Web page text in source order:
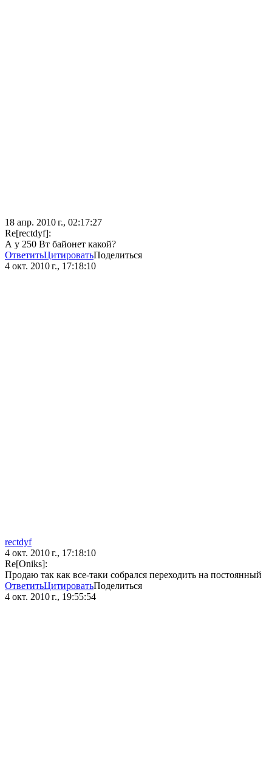
18 апр. 2010 г., 02:17:27
Re[rectdyf]:
А у 250 Вт байонет какой?
ОтветитьЦитироватьПоделиться
4 окт. 2010 г., 17:18:10
rectdyf
4 окт. 2010 г., 17:18:10
Re[Oniks]:
Продаю так как все-таки собрался переходить на постоянный
ОтветитьЦитироватьПоделиться
4 окт. 2010 г., 19:55:54